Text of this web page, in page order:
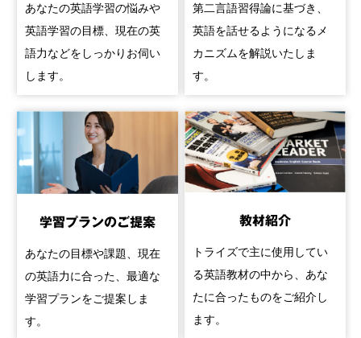
あなたの英語学習の悩みや
英語学習の目標、現在の英
語力などをしっかりお伺い
します。
第二言語習得論に基づき、
英語を話せるようになるメ
カニズムを解説いたしま
す。
学習プランのご提案
あなたの目標や課題、現在
の英語力に合った、最適な
学習プランをご提案しま
す。
教材紹介
トライズで主に使用してい
る英語教材の中から、あな
たに合ったものをご紹介し
ます。